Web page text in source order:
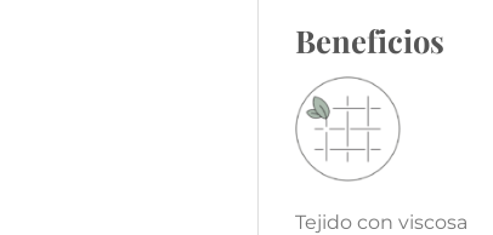
Beneficios
Tejido con viscosa